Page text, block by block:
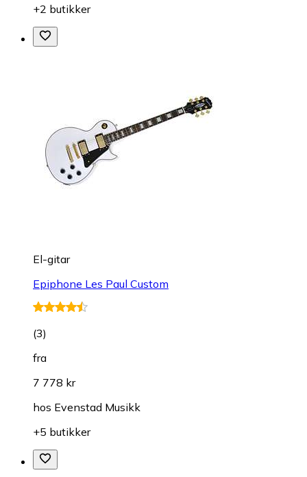
+2 butikker
El-gitar
Epiphone Les Paul Custom
(3)
fra
7 778 kr
hos Evenstad Musikk
+5 butikker